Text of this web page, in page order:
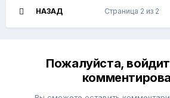
НАЗАД Страница 2 из 2
Пожалуйста,